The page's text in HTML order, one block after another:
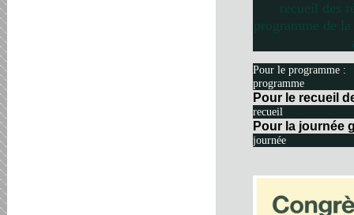
recueil des
programme de
Pour le programme :
programme
Pour le recueil
recueil
Pour la journée
journée